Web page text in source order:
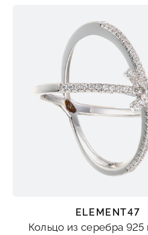
ELEMENT47
Кольцо из серебра